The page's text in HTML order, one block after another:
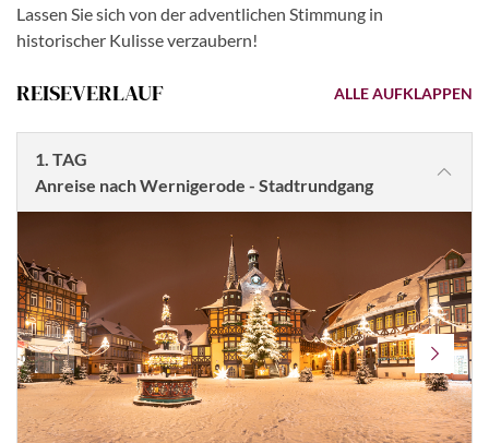
Lassen Sie sich von der adventlichen Stimmung in
historischer Kulisse verzaubern!
REISEVERLAUF ALLE AUFKLAPPEN
1. TAG
Anreise nach Wernigerode - Stadtrundgang